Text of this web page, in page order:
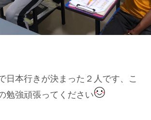
日本行きが決まった２人です、こ
勉強頑張ってください